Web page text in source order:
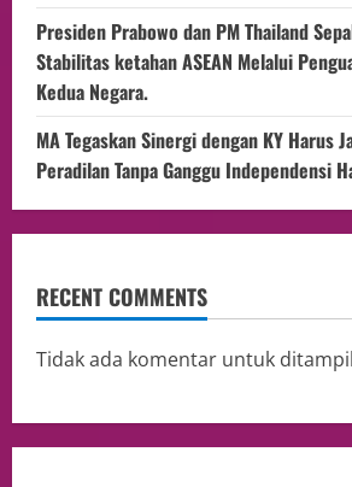
Presiden Prabowo dan PM Thailand
Stabilitas ketahan ASEAN Melalui
Kedua Negara.
MA Tegaskan Sinergi dengan KY Harus
Peradilan Tanpa Ganggu Independensi
RECENT COMMENTS
Tidak ada komentar untuk